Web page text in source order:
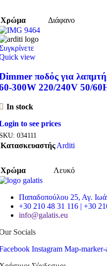
Χρώμα Διάφανο
view
ποδός για
300W 220/240V 50/
In stock
to see prices
034111
ΚατασκευαστήςArditi
Χρώμα Λευκό
Παπαδοπούλου 25, Αγ.
+30 210 48 31 116 | +30
info@galatis.eu
Socials
Instagram Map-marker-